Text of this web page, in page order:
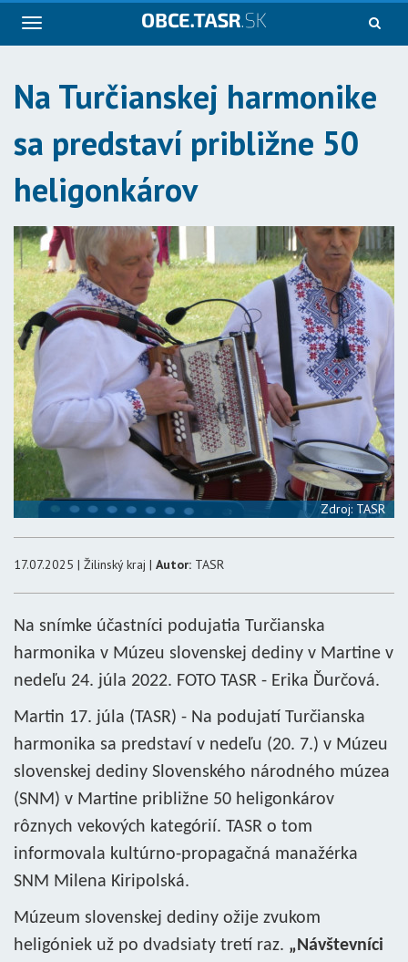
Navigácia
Na Turčianskej harmonike
sa predstaví približne 50
heligonkárov
Zdroj: TASR
17.07.2025 | Žilinský kraj | Autor: TASR
Na snímke účastníci podujatia Turčianska
harmonika v Múzeu slovenskej dediny v Martine v
nedeľu 24. júla 2022. FOTO TASR - Erika Ďurčová.
Martin 17. júla (TASR) - Na podujatí Turčianska
harmonika sa predstaví v nedeľu (20. 7.) v Múzeu
slovenskej dediny Slovenského národného múzea
(SNM) v Martine približne 50 heligonkárov
rôznych vekových kategórií. TASR o tom
informovala kultúrno-propagačná manažérka
SNM Milena Kiripolská.
Múzeum slovenskej dediny ožije zvukom
heligóniek už po dvadsiaty tretí raz. „Návštevníci